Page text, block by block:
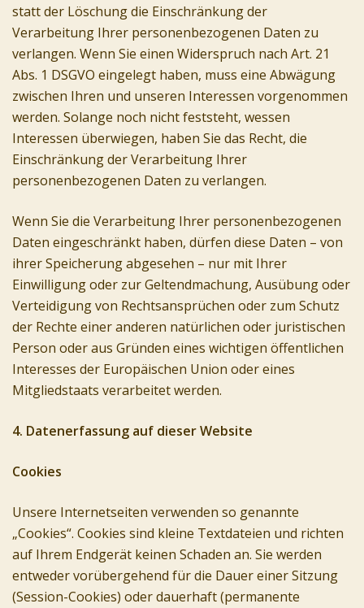
statt der Löschung die Einschränkung der
Verarbeitung Ihrer personenbezogenen Daten zu
verlangen. Wenn Sie einen Widerspruch nach Art. 21
Abs. 1 DSGVO eingelegt haben, muss eine Abwägung
zwischen Ihren und unseren Interessen vorgenommen
werden. Solange noch nicht feststeht, wessen
Interessen überwiegen, haben Sie das Recht, die
Einschränkung der Verarbeitung Ihrer
personenbezogenen Daten zu verlangen.
Wenn Sie die Verarbeitung Ihrer personenbezogenen
Daten eingeschränkt haben, dürfen diese Daten – von
ihrer Speicherung abgesehen – nur mit Ihrer
Einwilligung oder zur Geltendmachung, Ausübung oder
Verteidigung von Rechtsansprüchen oder zum Schutz
der Rechte einer anderen natürlichen oder juristischen
Person oder aus Gründen eines wichtigen öffentlichen
Interesses der Europäischen Union oder eines
Mitgliedstaats verarbeitet werden.
4. Datenerfassung auf dieser Website
Cookies
Unsere Internetseiten verwenden so genannte
„Cookies“. Cookies sind kleine Textdateien und richten
auf Ihrem Endgerät keinen Schaden an. Sie werden
entweder vorübergehend für die Dauer einer Sitzung
(Session-Cookies) oder dauerhaft (permanente